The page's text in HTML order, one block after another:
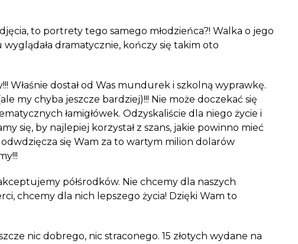
to portrety tego samego młodzieńca?! Walka o jego
dramatycznie, kończy się takim oto
Właśnie dostał od Was mundurek i szkolną wyprawkę.
my chyba jeszcze bardziej)!!! Nie może doczekać się
łamigłówek. Odzyskaliście dla niego życie i
się, by najlepiej korzystał z szans, jakie powinno mieć
się Wam za to wartym milion dolarów
półśrodków. Nie chcemy dla naszych
chcemy dla nich lepszego życia! Dzięki Wam to
nic dobrego, nic straconego. 15 złotych wydane na